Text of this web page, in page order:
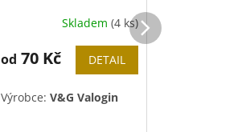
produktu
z
Skladem (4 ks)
od 70 Kč DETAIL
Výrobce: V&G Valogin